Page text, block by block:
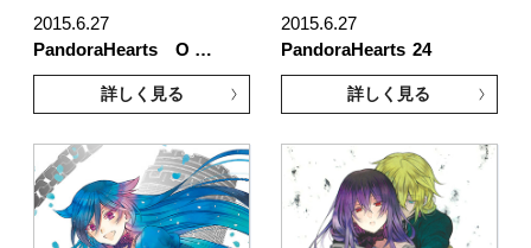
2015.6.27
PandoraHearts O …
詳しく見る
2015.6.27
PandoraHearts 24
詳しく見る